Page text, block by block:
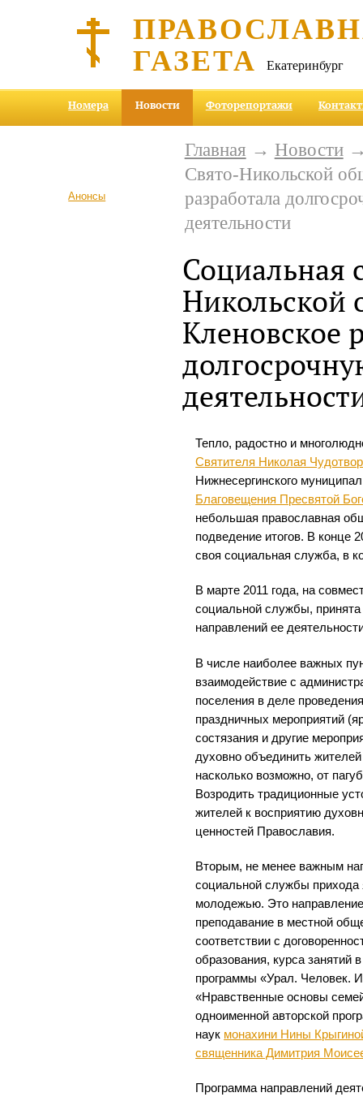
ГАЗЕТА Екатеринбург
Номера Новости Фоторепортажи
Анонсы
Главная → Новости→
Свято-Никольской
разработала
деятельности
Социальная
Никольской
Кленовское
Тепло, радостно и
Святителя Николая
Нижнесергинского
Благовещения Пресвятой
небольшая православная
подведение итогов. В конце
своя социальная служба, в
В марте 2011 года, на
социальной службы,
направлений ее
В числе наиболее важных
взаимодействие с
поселения в деле
праздничных мероприятий
состязания и другие
духовно объединить
насколько возможно, от
Возродить традиционные
жителей к восприятию
ценностей Православия.
Вторым, не менее важным
социальной службы прихода
молодежью. Это
преподавание в местной
соответствии с
образования, курса занятий
программы «Урал. Человек.
«Нравственные основы
одноименной авторской
наук монахини Нины
священника Димитрия
Программа направлений